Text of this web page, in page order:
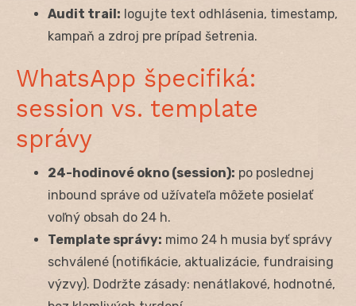
Audit trail: logujte text odhlásenia, timestamp,
kampaň a zdroj pre prípad šetrenia.
WhatsApp špecifiká:
session vs. template
správy
24-hodinové okno (session): po poslednej
inbound správe od užívateľa môžete posielať
voľný obsah do 24 h.
Template správy: mimo 24 h musia byť správy
schválené (notifikácie, aktualizácie, fundraising
výzvy). Dodržte zásady: nenátlakové, hodnotné,